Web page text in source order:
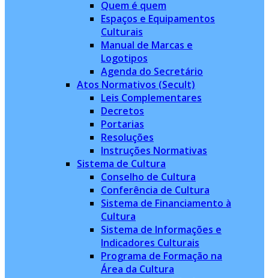
Quem é quem
Espaços e Equipamentos
Culturais
Manual de Marcas e
Logotipos
Agenda do Secretário
Atos Normativos (Secult)
Leis Complementares
Decretos
Portarias
Resoluções
Instruções Normativas
Sistema de Cultura
Conselho de Cultura
Conferência de Cultura
Sistema de Financiamento à
Cultura
Sistema de Informações e
Indicadores Culturais
Programa de Formação na
Área da Cultura